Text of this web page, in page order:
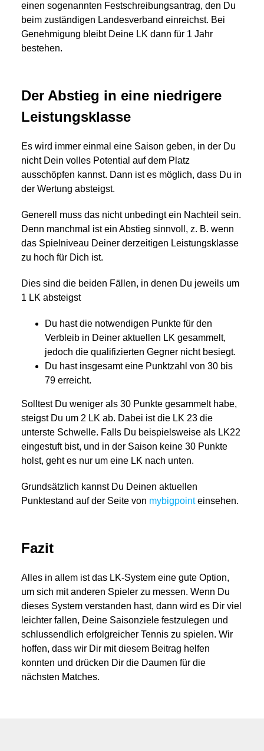
einen sogenannten Festschreibungsantrag, den Du
beim zuständigen Landesverband einreichst. Bei
Genehmigung bleibt Deine LK dann für 1 Jahr
bestehen.
Der Abstieg in eine niedrigere
Leistungsklasse
Es wird immer einmal eine Saison geben, in der Du
nicht Dein volles Potential auf dem Platz
ausschöpfen kannst. Dann ist es möglich, dass Du in
der Wertung absteigst.
Generell muss das nicht unbedingt ein Nachteil sein.
Denn manchmal ist ein Abstieg sinnvoll, z. B. wenn
das Spielniveau Deiner derzeitigen Leistungsklasse
zu hoch für Dich ist.
Dies sind die beiden Fällen, in denen Du jeweils um
1 LK absteigst
Du hast die notwendigen Punkte für den
Verbleib in Deiner aktuellen LK gesammelt,
jedoch die qualifizierten Gegner nicht besiegt.
Du hast insgesamt eine Punktzahl von 30 bis
79 erreicht.
Solltest Du weniger als 30 Punkte gesammelt habe,
steigst Du um 2 LK ab. Dabei ist die LK 23 die
unterste Schwelle. Falls Du beispielsweise als LK22
eingestuft bist, und in der Saison keine 30 Punkte
holst, geht es nur um eine LK nach unten.
Grundsätzlich kannst Du Deinen aktuellen
Punktestand auf der Seite von mybigpointeinsehen.
Fazit
Alles in allem ist das LK-System eine gute Option,
um sich mit anderen Spieler zu messen. Wenn Du
dieses System verstanden hast, dann wird es Dir viel
leichter fallen, Deine Saisonziele festzulegen und
schlussendlich erfolgreicher Tennis zu spielen. Wir
hoffen, dass wir Dir mit diesem Beitrag helfen
konnten und drücken Dir die Daumen für die
nächsten Matches.